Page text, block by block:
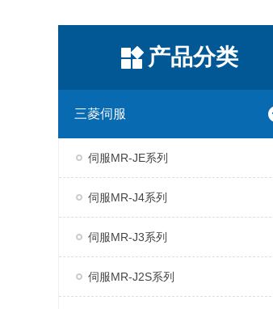
产品分类
三菱伺服
伺服MR-JE系列
伺服MR-J4系列
伺服MR-J3系列
伺服MR-J2S系列